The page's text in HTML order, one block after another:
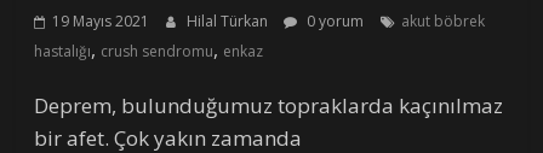
19 Mayıs 2021 Hilal Türkan 0 yorum
akut böbrek
hastalığı, crush sendromu, enkaz
Deprem, bulunduğumuz topraklarda kaçınılmaz
bir afet. Çok yakın zamanda